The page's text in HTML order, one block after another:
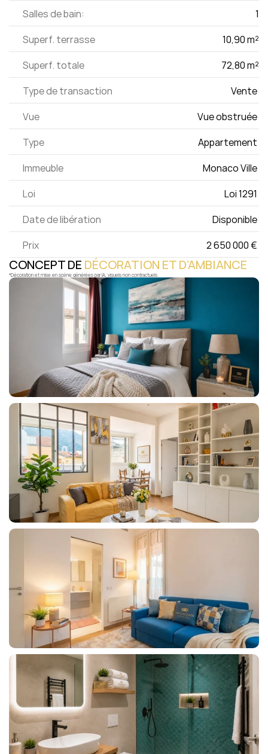
Salles de bain:
1
Superf. terrasse
10,90 m²
Superf. totale
72,80 m²
Type de transaction
Vente
Vue
Vue obstruée
Type
Appartement
Immeuble
Monaco Ville
Loi
Loi 1291
Date de libération
Disponible
Prix
2 650 000 €
CONCEPT DE DÉCORATION ET D’AMBIANCE
*Décoration et mise en scène générées par IA, visuels non contractuels.